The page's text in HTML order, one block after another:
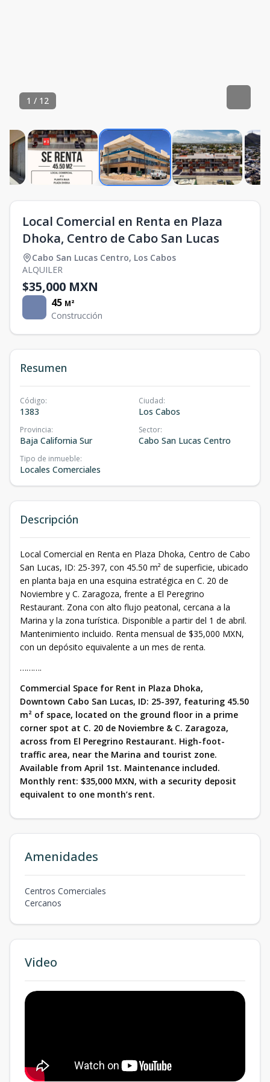
1 / 12
Local Comercial en Renta en Plaza
Dhoka, Centro de Cabo San Lucas
Cabo San Lucas Centro, Los Cabos
ALQUILER
$35,000 MXN
45 M²
Construcción
Resumen
Código:
1383
Ciudad:
Los Cabos
Provincia:
Baja California Sur
Sector:
Cabo San Lucas Centro
Tipo de inmueble:
Locales Comerciales
Descripción
Local Comercial en Renta en Plaza Dhoka, Centro de Cabo
San Lucas, ID: 25-397, con 45.50 m² de superficie, ubicado
en planta baja en una esquina estratégica en C. 20 de
Noviembre y C. Zaragoza, frente a El Peregrino
Restaurant. Zona con alto flujo peatonal, cercana a la
Marina y la zona turística. Disponible a partir del 1 de abril.
Mantenimiento incluido. Renta mensual de $35,000 MXN,
con un depósito equivalente a un mes de renta.
……….
Commercial Space for Rent in Plaza Dhoka,
Downtown Cabo San Lucas, ID: 25-397, featuring 45.50
m² of space, located on the ground floor in a prime
corner spot at C. 20 de Noviembre & C. Zaragoza,
across from El Peregrino Restaurant. High-foot-
traffic area, near the Marina and tourist zone.
Available from April 1st. Maintenance included.
Monthly rent: $35,000 MXN, with a security deposit
equivalent to one month’s rent.
Amenidades
Centros Comerciales
Cercanos
Video